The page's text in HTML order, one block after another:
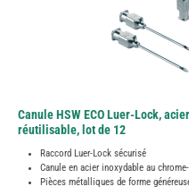
Canule HSW ECO Luer-Lock,
réutilisable, lot de 12
Raccord Luer-Lock sécurisé
Canule en acier inoxydable au
Pièces métalliques de forme